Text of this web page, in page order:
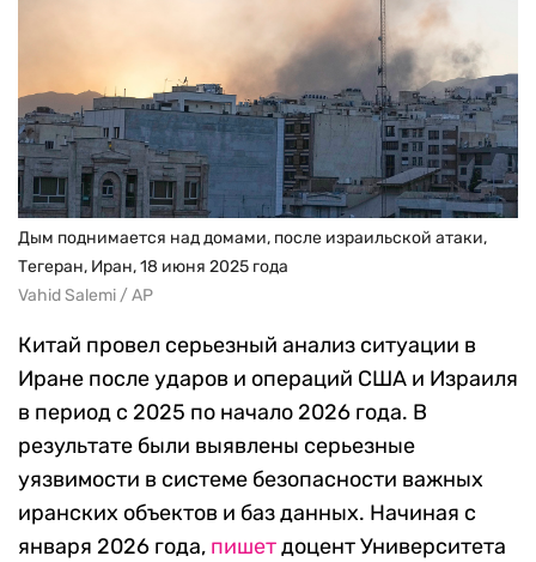
Дым поднимается над домами, после израильской атаки,
Тегеран, Иран, 18 июня 2025 года
Vahid Salemi / AP
​​Китай провел серьезный анализ ситуации в
Иране после ударов и операций США и Израиля
в период с 2025 по начало 2026 года. В
результате были выявлены серьезные
уязвимости в системе безопасности важных
иранских объектов и баз данных. Начиная с
января 2026 года, пишетдоцент Университета